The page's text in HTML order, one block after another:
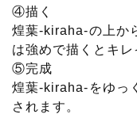
④描く
煌葉-kiraha-の上か
は強めで描くとキレ
⑤完成
煌葉-kiraha-をゆっ
されます。